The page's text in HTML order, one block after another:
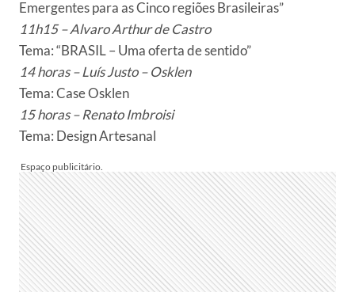
Emergentes para as Cinco regiões Brasileiras”
11h15 – Alvaro Arthur de Castro
Tema: “BRASIL – Uma oferta de sentido”
14 horas – Luís Justo – Osklen
Tema: Case Osklen
15 horas – Renato Imbroisi
Tema: Design Artesanal